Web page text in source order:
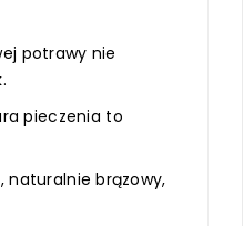
potrawy nie
pieczenia to
naturalnie brązowy,